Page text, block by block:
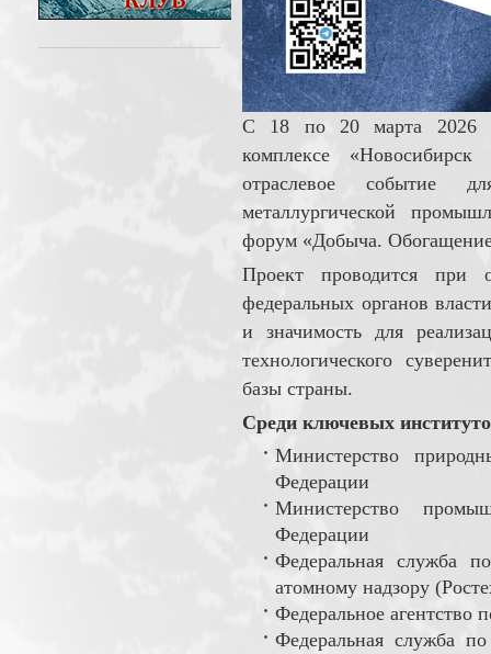
С 18 по 20 марта 2026
комплексе «Новосибирск
отраслевое событие
металлургической
форум «Добыча.
Проект проводится при
федеральных органов
и значимость для
технологического
базы страны.
Среди ключевых
Министерство
Федерации
Министерство
Федерации
Федеральная служба
атомному надзору
Федеральное агентство
Федеральная служба